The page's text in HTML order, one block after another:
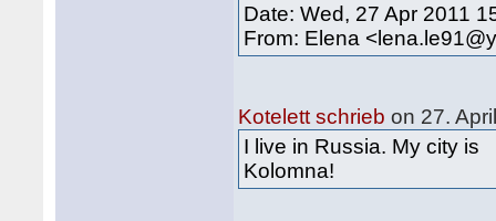
Date: Wed, 27 Apr 2011
From: Elena
Kotelett schrieb on 27.
I live in Russia. My city is
Kolomna!